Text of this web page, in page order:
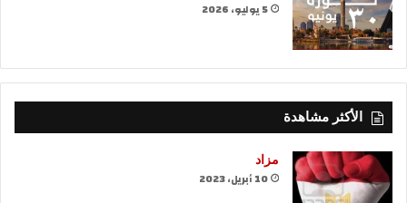
5 يوليو، 2026
الأكثر مشاهدة
مزاد
10 أبريل، 2023